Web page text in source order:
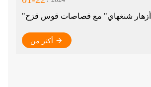
"أزهار شنغهاي" مع قصاصات قوس قزح